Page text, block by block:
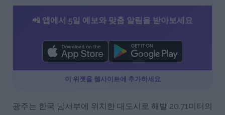
📲 앱에서 5일 예보와 맞춤 알림을 받아보세요
이 위젯을 웹사이트에 추가하세요
광주는 한국 남서부에 위치한 대도시로 해발 20.71미터의